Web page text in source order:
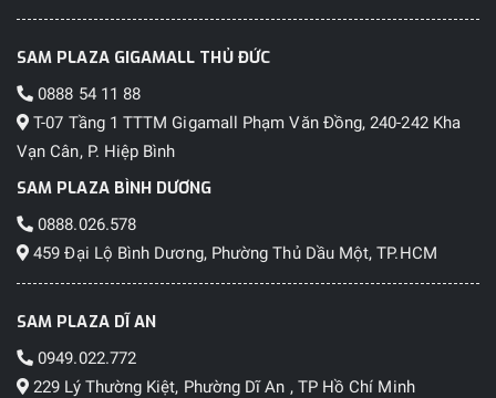
SAM PLAZA GIGAMALL THỦ ĐỨC
0888 54 11 88
T-07 Tầng 1 TTTM Gigamall Phạm Văn Đồng, 240-242 Kha
Vạn Cân, P. Hiệp Bình
SAM PLAZA BÌNH DƯƠNG
0888.026.578
459 Đại Lộ Bình Dương, Phường Thủ Dầu Một, TP.HCM
SAM PLAZA DĨ AN
0949.022.772
229 Lý Thường Kiệt, Phường Dĩ An , TP Hồ Chí Minh